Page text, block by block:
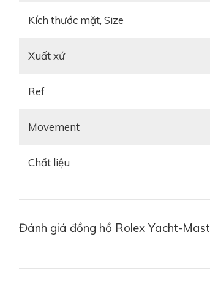
Kích thước mặt, Size
Xuất xứ
Ref
Movement
Chất liệu
Đánh giá đồng hồ Rolex Yacht-